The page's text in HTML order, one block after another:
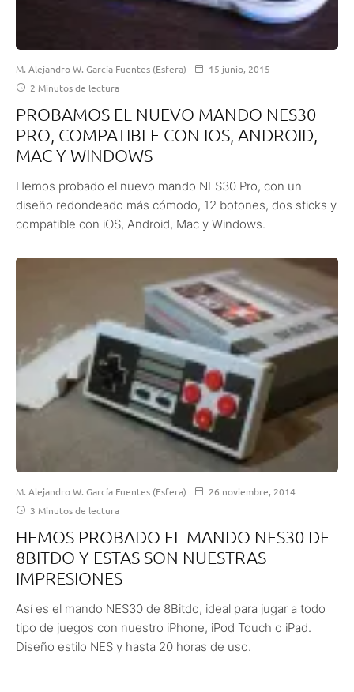
M. Alejandro W. García Fuentes (Esfera)
15 junio, 2015
2 Minutos de lectura
PROBAMOS EL NUEVO MANDO NES30
PRO, COMPATIBLE CON IOS, ANDROID,
MAC Y WINDOWS
Hemos probado el nuevo mando NES30 Pro, con un
diseño redondeado más cómodo, 12 botones, dos sticks y
compatible con iOS, Android, Mac y Windows.
M. Alejandro W. García Fuentes (Esfera)
26 noviembre, 2014
3 Minutos de lectura
HEMOS PROBADO EL MANDO NES30 DE
8BITDO Y ESTAS SON NUESTRAS
IMPRESIONES
Así es el mando NES30 de 8Bitdo, ideal para jugar a todo
tipo de juegos con nuestro iPhone, iPod Touch o iPad.
Diseño estilo NES y hasta 20 horas de uso.